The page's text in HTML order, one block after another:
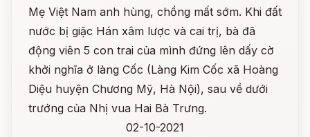
Mẹ Việt Nam anh hùng, chồng mất sớm. Khi đất
nước bị giặc Hán xâm lược và cai trị, bà đã
động viên 5 con trai của mình đứng lên dấy cờ
khởi nghĩa ở làng Cốc (Làng Kim Cốc xã Hoàng
Diệu huyện Chương Mỹ, Hà Nội), sau về dưới
trướng của Nhị vua Hai Bà Trưng.
02-10-2021